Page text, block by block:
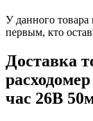
У данного товара
первым, кто
Доставка
час 26В